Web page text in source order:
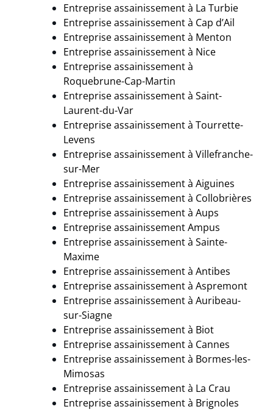
Entreprise assainissement à La Turbie
Entreprise assainissement à Cap d’Ail
Entreprise assainissement à Menton
Entreprise assainissement à Nice
Entreprise assainissement à
Roquebrune-Cap-Martin
Entreprise assainissement à Saint-
Laurent-du-Var
Entreprise assainissement à Tourrette-
Levens
Entreprise assainissement à Villefranche-
sur-Mer
Entreprise assainissement à Aiguines
Entreprise assainissement à Collobrières
Entreprise assainissement à Aups
Entreprise assainissement Ampus
Entreprise assainissement à Sainte-
Maxime
Entreprise assainissement à Antibes
Entreprise assainissement à Aspremont
Entreprise assainissement à Auribeau-
sur-Siagne
Entreprise assainissement à Biot
Entreprise assainissement à Cannes
Entreprise assainissement à Bormes-les-
Mimosas
Entreprise assainissement à La Crau
Entreprise assainissement à Brignoles